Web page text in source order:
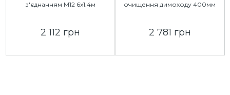
з'єднанням М12 6x1.4м
2 112 грн
очищення димоходу 400мм
2 781 грн